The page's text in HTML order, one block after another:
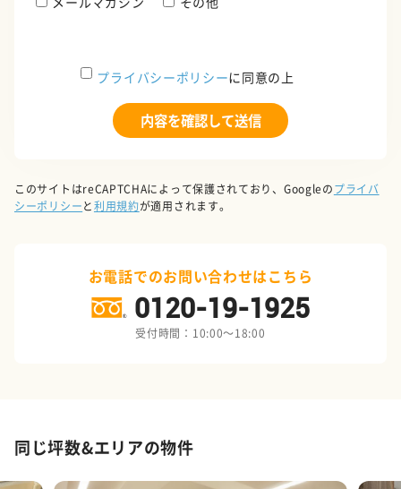
プライバシーポリシーに同意の上
このサイトはreCAPTCHAによって保護されており、Googleのプライバ
シーポリシーと利用規約が適用されます。
お電話でのお問い合わせはこちら
0120-19-1925
受付時間：10:00～18:00
同じ坪数&エリアの物件